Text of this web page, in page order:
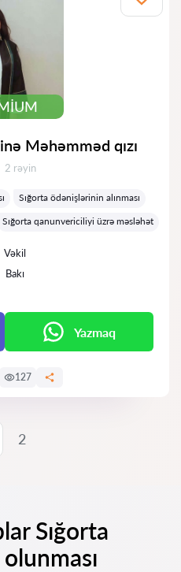
Məhəmməd qızı
Rəylər:
2 rəyin
Sığorta ödənişlərinin alınması
Sığorta qanunvericiliyi üzrə məsləhət
Vəkil
Bakı
Yazmaq
127
2
Sığorta